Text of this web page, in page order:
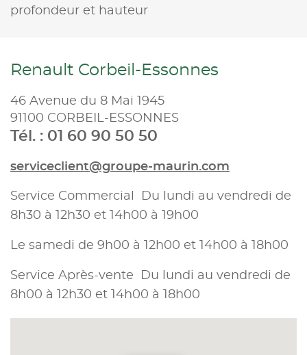
profondeur et hauteur
Renault Corbeil-Essonnes
46 Avenue du 8 Mai 1945
91100 CORBEIL-ESSONNES
Tél. : 01 60 90 50 50
serviceclient@groupe-maurin.com
Service Commercial Du lundi au vendredi de
8h30 à 12h30 et 14h00 à 19h00
Le samedi de 9h00 à 12h00 et 14h00 à 18h00
Service Après-vente Du lundi au vendredi de
8h00 à 12h30 et 14h00 à 18h00